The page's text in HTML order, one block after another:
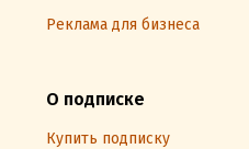
Реклама для бизнеса
О подписке
Купить подписку